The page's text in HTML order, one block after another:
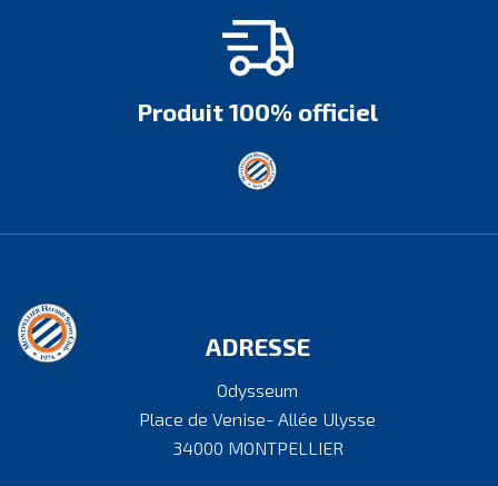
Produit 100% officiel
ADRESSE
Odysseum
Place de Venise- Allée Ulysse
34000 MONTPELLIER